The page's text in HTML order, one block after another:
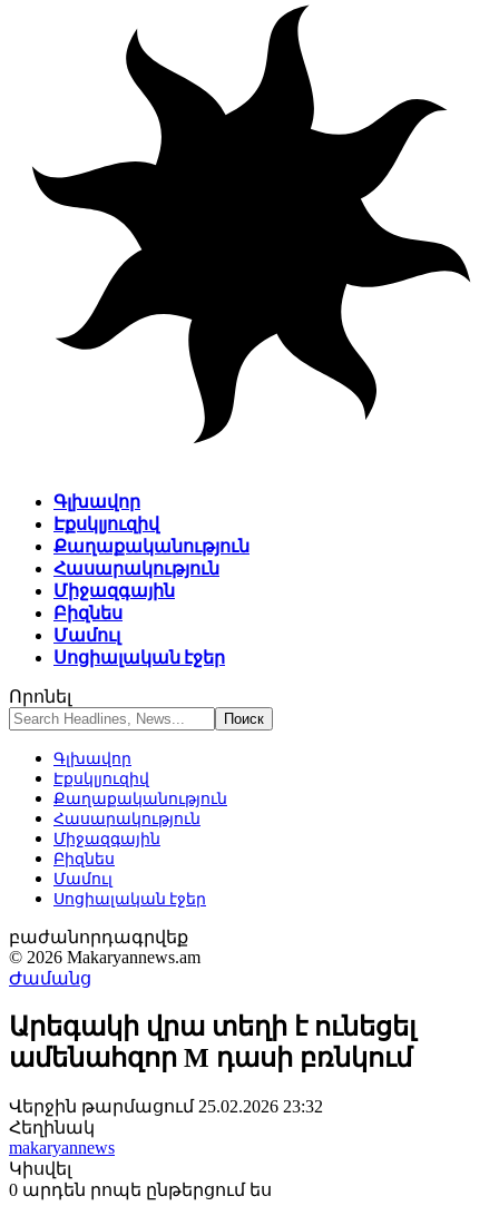
Գլխավոր
Էքսկլյուզիվ
Քաղաքականություն
Հասարակություն
Միջազգային
Բիզնես
Մամուլ
Սոցիալական էջեր
Որոնել
Գլխավոր
Էքսկլյուզիվ
Քաղաքականություն
Հասարակություն
Միջազգային
Բիզնես
Մամուլ
Սոցիալական էջեր
բաժանորդագրվեք
© 2026 Makaryannews.am
Ժամանց
Արեգակի վրա տեղի է ունեցել
ամենահզոր M դասի բռնկում
Վերջին թարմացում 25.02.2026 23:32
Հեղինակ
makaryannews
Կիսվել
0 արդեն րոպե ընթերցում ես